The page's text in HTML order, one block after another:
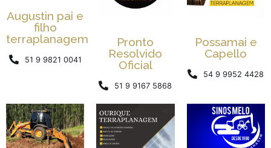
Augustin pai e
filho
terraplanagem
51 9 9821 0041
Pronto
Resolvido
Oficial
51 9 9167 5868
Possamai e
Capello
54 9 9952 4428